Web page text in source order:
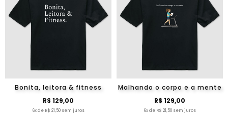
Bonita, leitora & fitness
R$ 129,00
6x de R$ 21,50 sem juros
Malhando o corpo e a mente
R$ 129,00
6x de R$ 21,50 sem juros